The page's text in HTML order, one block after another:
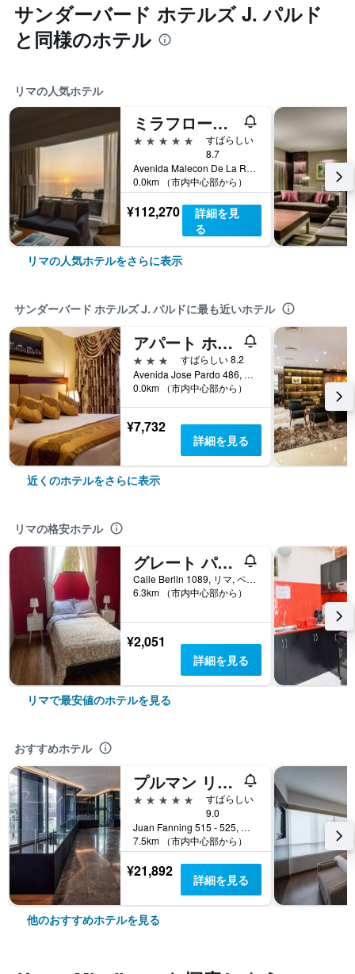
サンダーバード ホテルズ J. パルド
と同様のホテル
リマの人気ホテル
ミラフローレス パーク ベルモンド ホテル，リマ
5つ星
すばらしい
8.7
Avenida Malecon De La Reserva 1035, リマ, ペルー
0.0km （市内中心部から）
¥112,270
詳細を見
る
リマの人気ホテルをさらに表示
サンダーバード ホテルズ J. パルドに最も近いホテル
アパート ホテル エル ドラド
3つ星
すばらしい 8.2
Avenida Jose Pardo 486, Miraflores, リマ, ペルー
0.0km （市内中心部から）
¥7,732
詳細を見る
近くのホテルをさらに表示
リマの格安ホテル
グレート パートナーズ ホステル
Calle Berlin 1089, リマ, ペルー
6.3km （市内中心部から）
¥2,051
詳細を見る
リマで最安値のホテルを見る
おすすめホテル
プルマン リマ ミラフローレス
5つ星
すばらしい
9.0
Juan Fanning 515 - 525, リマ, ペルー
7.5km （市内中心部から）
¥21,892 詳細を見る
他のおすすめホテルを見る